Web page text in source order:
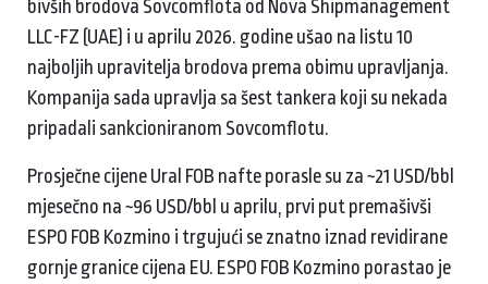
bivših brodova Sovcomflota od Nova Shipmanagement
LLC-FZ (UAE) i u aprilu 2026. godine ušao na listu 10
najboljih upravitelja brodova prema obimu upravljanja.
Kompanija sada upravlja sa šest tankera koji su nekada
pripadali sankcioniranom Sovcomflotu.
Prosječne cijene Ural FOB nafte porasle su za ~21 USD/bbl
mjesečno na ~96 USD/bbl u aprilu, prvi put premašivši
ESPO FOB Kozmino i trgujući se znatno iznad revidirane
gornje granice cijena EU. ESPO FOB Kozmino porastao je